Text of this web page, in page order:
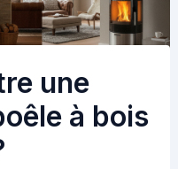
une
à bois